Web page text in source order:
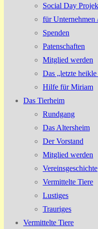
Social Day
für Unternehmen
Spenden
Patenschaften
Mitglied werden
Das „letzte
Hilfe für Miriam
Das Tierheim
Rundgang
Das Altersheim
Der Vorstand
Mitglied werden
Vereinsgeschichte
Vermittelte Tiere
Lustiges
Trauriges
Vermittelte Tiere